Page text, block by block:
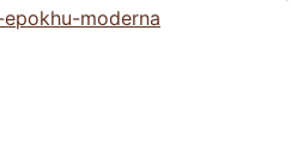
moderna